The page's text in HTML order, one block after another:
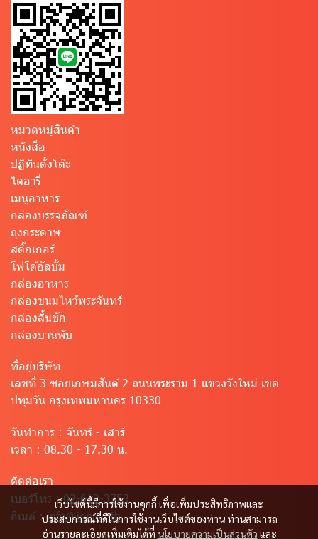
เว็บไซต์นี้มีการใช้งานคุกกี้ เพื่อเพิ่มประสิทธิภาพและ
ประสบการณ์ที่ดีในการใช้งานเว็บไซต์ของท่าน ท่านสามารถ
อ่านรายละเอียดเพิ่มเติมได้ที่ นโยบายความเป็นส่วนตัว และ
หมวดหมู่สินค้า
หนังสือ
ปฏิทินตั้งโต๊ะ
ไดอารี่
เมนูอาหาร
กล่องบรรจุภัณฑ์
ถุงกระดาษ
สติ๊กเกอร์
โฟโต้อัลบั้ม
กล่องอาหาร
กล่องขนมไหว้พระจันทร์
กล่องลิ้นชัก
กล่องบานพับ
ที่อยู่บริษัท
เลขที่ 3 ซอยเกษมสันต์ 2 ถนนพระราม 1 แขวงวังใหม่ เขต
ปทุมวัน กรุงเทพมหานคร 10330
วันทำการ : จันทร์ - เสาร์
เวลา : 08.30 - 17.30 น.
ติดต่อเรา
เบอร์โทร :02-612-3753
อีเมล์ :info@iop.co.th